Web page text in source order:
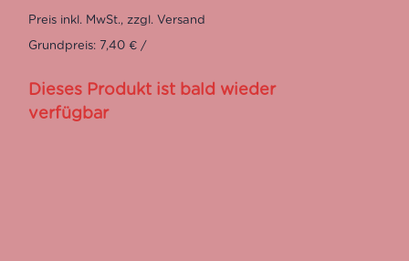
Grundpreis: 7,40 € /
Dieses Produkt ist bald wieder
verfügbar